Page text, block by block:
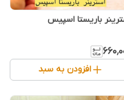
باریستا اسپیس
افزودن به سبد